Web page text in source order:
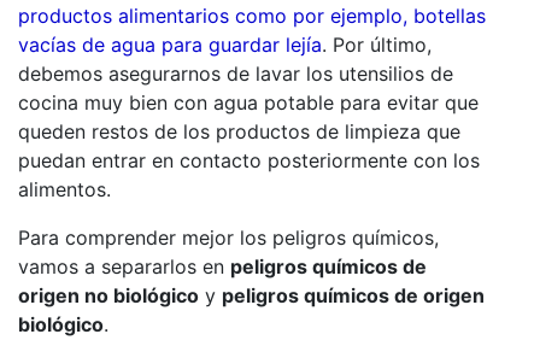
productos alimentarios como por ejemplo, botellas
vacías de agua para guardar lejía. Por último,
debemos asegurarnos de lavar los utensilios de
cocina muy bien con agua potable para evitar que
queden restos de los productos de limpieza que
puedan entrar en contacto posteriormente con los
alimentos.
Para comprender mejor los peligros químicos,
vamos a separarlos en peligros químicos de
origen no biológico y peligros químicos de origen
biológico.